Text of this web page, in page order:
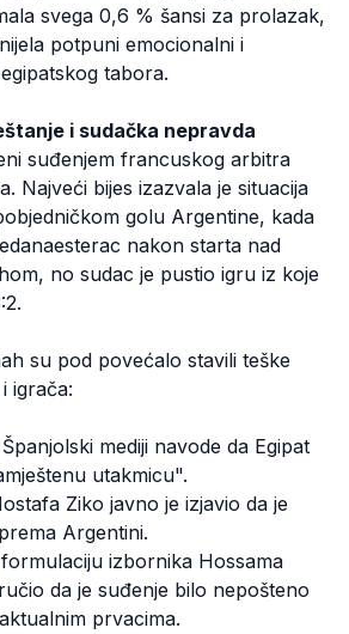
svega 0,6 % šansi za prolazak,
potpuni emocionalni i
tabora.
i sudačka nepravda
suđenjem francuskog arbitra
Najveći bijes izazvala je situacija
golu Argentine, kada
nakon starta nad
no sudac je pustio igru iz koje
su pod povećalo stavili teške
igrača:
Španjolski mediji navode da Egipat
utakmicu".
Ziko javno je izjavio da je
Argentini.
izbornika Hossama
da je suđenje bilo nepošteno
prvacima.